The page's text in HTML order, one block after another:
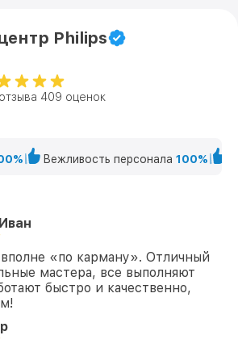
Philips
409 оценок
Вежливость персонала 100%
«по карману». Отличный
мастера, все выполняют
быстро и качественно,